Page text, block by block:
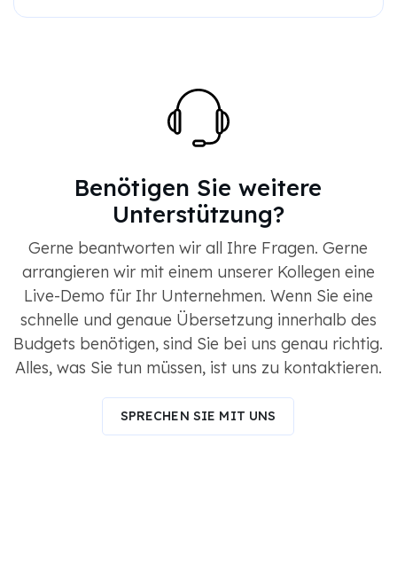
Benötigen Sie weitere
Unterstützung?
Gerne beantworten wir all Ihre Fragen. Gerne
arrangieren wir mit einem unserer Kollegen eine
Live-Demo für Ihr Unternehmen. Wenn Sie eine
schnelle und genaue Übersetzung innerhalb des
Budgets benötigen, sind Sie bei uns genau richtig.
Alles, was Sie tun müssen, ist uns zu kontaktieren.
SPRECHEN SIE MIT UNS